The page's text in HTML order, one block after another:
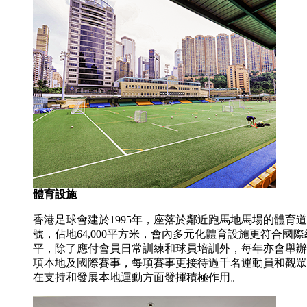
體育設施
香港足球會建於1995年，座落於鄰近跑馬地馬場的體育
號，佔地64,000平方米，會內多元化體育設施更符合國際
平，除了應付會員日常訓練和球員培訓外，每年亦會舉
項本地及國際賽事，每項賽事更接待過千名運動員和觀眾
在支持和發展本地運動方面發揮積極作用。